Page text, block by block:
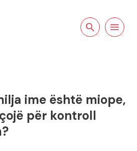
Kërkoni tekLundroni
ime është miope,
për kontroll